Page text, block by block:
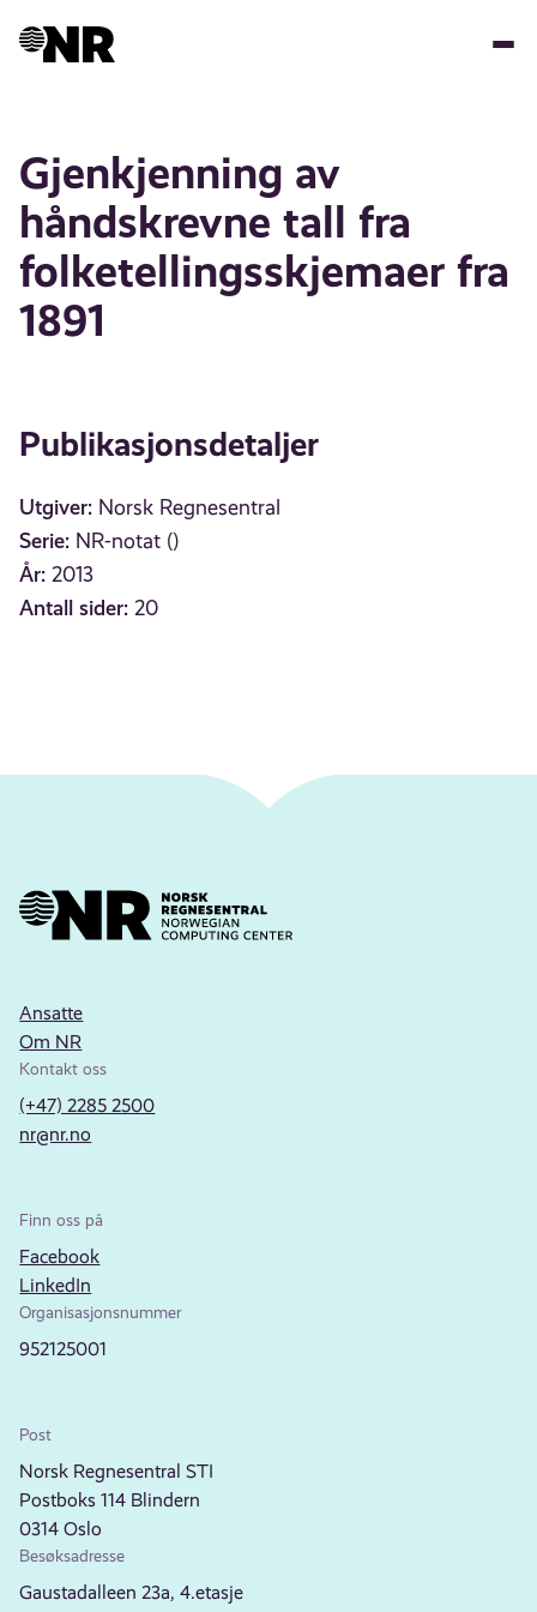
Gjenkjenning av
håndskrevne tall fra
folketellingsskjemaer fra
1891
Publikasjonsdetaljer
Utgiver: Norsk Regnesentral
Serie: NR-notat ()
År: 2013
Antall sider: 20
Ansatte
Om NR
Kontakt oss
(+47) 2285 2500
nr@nr.no
Finn oss på
Facebook
LinkedIn
Organisasjonsnummer
952125001
Post
Norsk Regnesentral STI
Postboks 114 Blindern
0314 Oslo
Besøksadresse
Gaustadalleen 23a, 4.etasje